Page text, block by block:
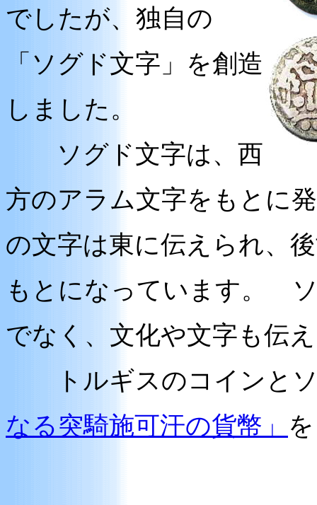
でしたが、独自の
「ソグド文字」を創造
しました。
ソグド文字は、西
方のアラム文字をもとに
の文字は東に伝えられ、
もとになっています。
でなく、文化や文字も伝
トルギスのコインとソ
なる突騎施可汗の貨幣」